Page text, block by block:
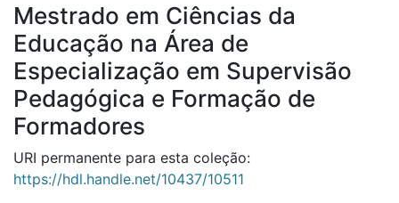
Mestrado em Ciências da
Educação na Área de
Especialização em Supervisão
Pedagógica e Formação de
Formadores
URI permanente para esta coleção:
https://hdl.handle.net/10437/10511